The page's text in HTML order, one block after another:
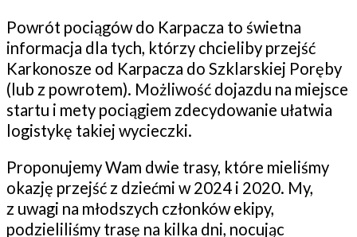
Powrót pociągów do Karpacza to świetna
informacja dla tych, którzy chcieliby przejść
Karkonosze od Karpacza do Szklarskiej Poręby
(lub z powrotem). Możliwość dojazdu na miejsce
startu i mety pociągiem zdecydowanie ułatwia
logistykę takiej wycieczki.
Proponujemy Wam dwie trasy, które mieliśmy
okazję przejść z dziećmi w 2024 i 2020. My,
z uwagi na młodszych członków ekipy,
podzieliliśmy trasę na kilka dni, nocując